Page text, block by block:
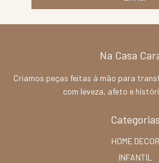
Na Casa
Criamos peças feitas à mão para
com leveza, afeto e
Categorias
HOME DECOR
INFANTIL